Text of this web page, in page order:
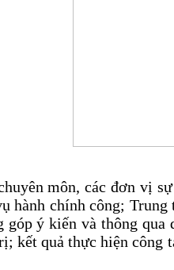
môn, các đơn vị
hành chính công;
ý kiến và thông
kết quả thực hiện công